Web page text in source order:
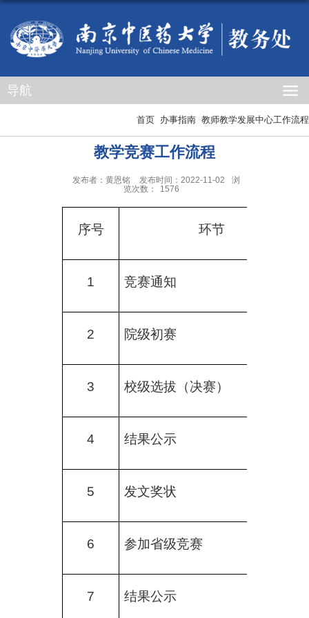
导航
首页 办事指南 教师教学发展中心工作流程
教学竞赛工作流程
发布者：黄恩铭 发布时间：2022-11-02
浏
览次数：
1576
序号 环节
1 竞赛通知
2 院级初赛
3 校级选拔（决赛）
4 结果公示
5 发文奖状
6 参加省级竞赛
7 结果公示